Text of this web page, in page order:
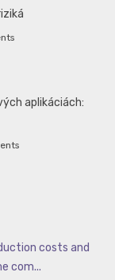
aplikáciách:
costs and
com...